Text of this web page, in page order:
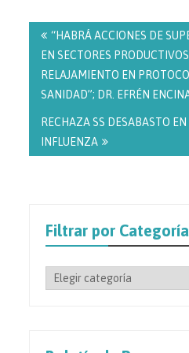
de
entradas
“HABRÁ ACCIONES DE
EN SECTORES
RELAJAMIENTO EN
SANIDAD”; DR. EFRÉN
RECHAZA SS DESABASTO
INFLUENZA
Filtrar por
Filtrar